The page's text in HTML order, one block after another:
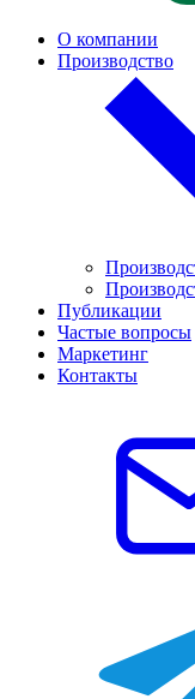
О компании
Производство
Публикации
Частые вопросы
Маркетинг
Контакты